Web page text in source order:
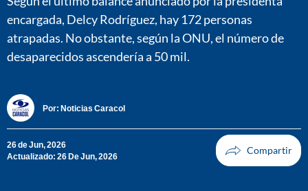
encargada, Delcy Rodríguez, hay 172 personas
atrapadas. No obstante, según la ONU, el número de
desaparecidos ascendería a 50 mil.
Por: Noticias Caracol
26 de Jun, 2026
Actualizado: 26 De Jun, 2026